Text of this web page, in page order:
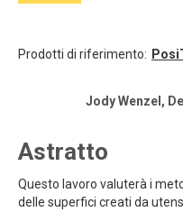
Prodotti di riferimento:
Jody Wenzel,
Astratto
Questo lavoro valuterà i
delle superfici creati da